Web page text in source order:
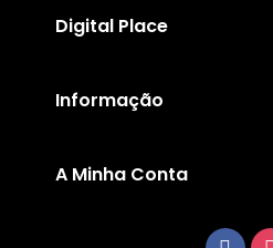
Digital Place
Informação
A Minha Conta